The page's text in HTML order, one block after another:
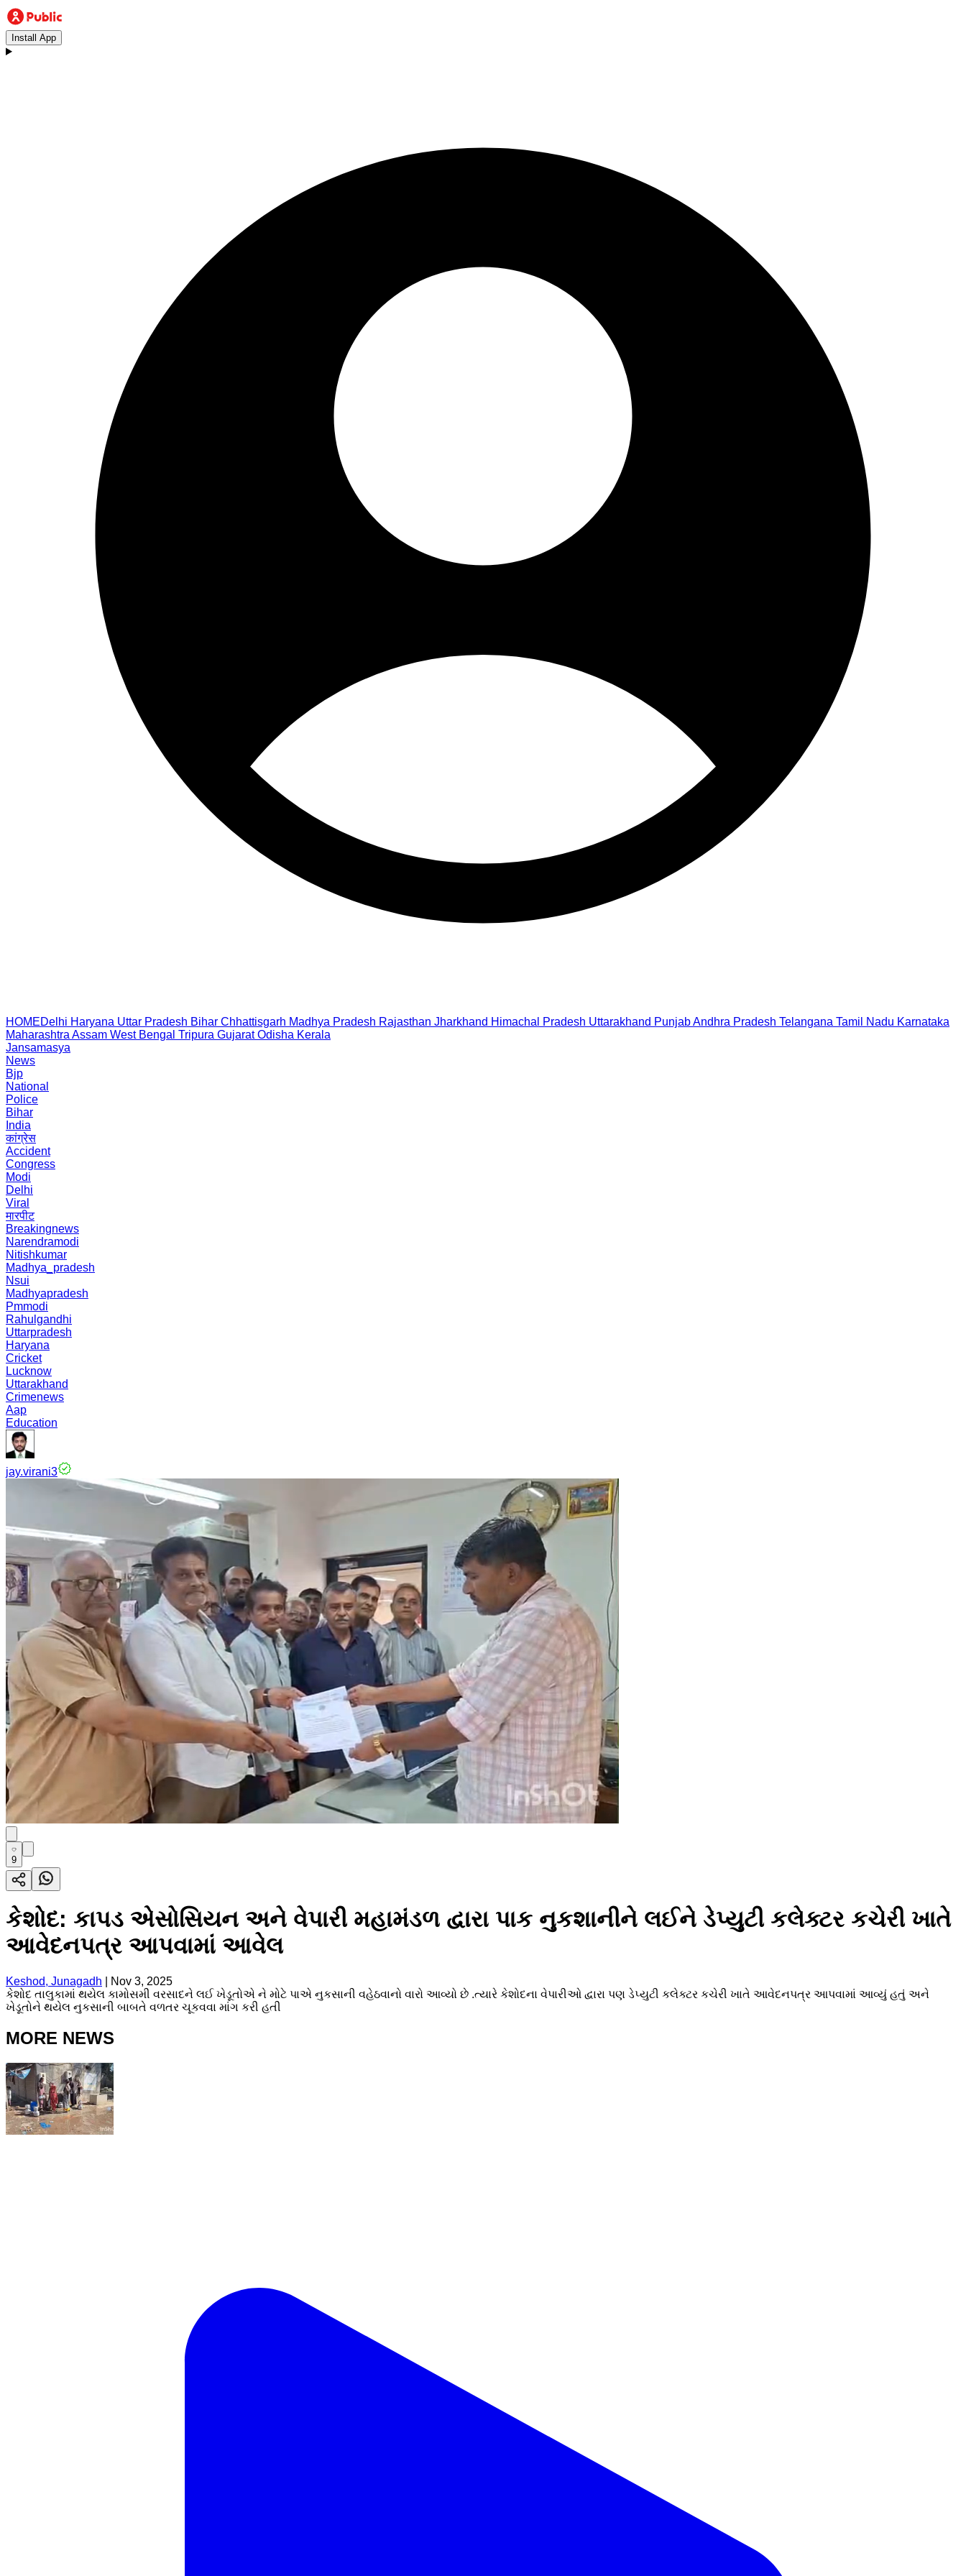
Install App
HOMEDelhi Haryana Uttar Pradesh Bihar Chhattisgarh Madhya Pradesh Rajasthan Jharkhand Himachal Pradesh Uttarakhand PunjabAndhra Pradesh Telangana Tamil Nadu Karnataka
Maharashtra Assam West Bengal Tripura Gujarat Odisha Kerala
Jansamasya
News
Bjp
National
Police
Bihar
India
कांग्रेस
Accident
Congress
Modi
Delhi
Viral
मारपीट
Breakingnews
Narendramodi
Nitishkumar
Madhya_pradesh
Nsui
Madhyapradesh
Pmmodi
Rahulgandhi
Uttarpradesh
Haryana
Cricket
Lucknow
Uttarakhand
Crimenews
Aap
Education
jay.virani3
9
કેશોદ: કાપડ એસોસિયન અને વેપારી મહામંડળ દ્વારા પાક નુકશાનીને લઈને ડેપ્યુટી કલેક્ટર કચેરી ખાતે
આવેદનપત્ર આપવામાં આવેલ
Keshod, Junagadh
Nov 3, 2025
કેશોદ તાલુકામાં થયેલ કામોસમી વરસાદને લઈ ખેડૂતોએ ને મોટે પાએ નુકસાની વહેઠવાનો વારો આવ્યો છે .ત્યારે કેશોદના વેપારીઓ દ્વારા પણ ડેપ્યુટી કલેક્ટર કચેરી ખાતે આવેદનપત્ર આપવામાં આવ્યું હતું અને
ખેડૂતોને થયેલ નુકસાની બાબતે વળતર ચૂકવવા માંગ કરી હતી
MORE NEWS